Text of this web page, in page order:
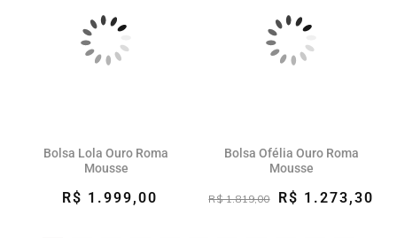
Bolsa Lola Ouro Roma
Mousse
R$ 1.999,00
Bolsa Ofélia Ouro Roma
Mousse
R$ 1.819,00 R$ 1.273,30